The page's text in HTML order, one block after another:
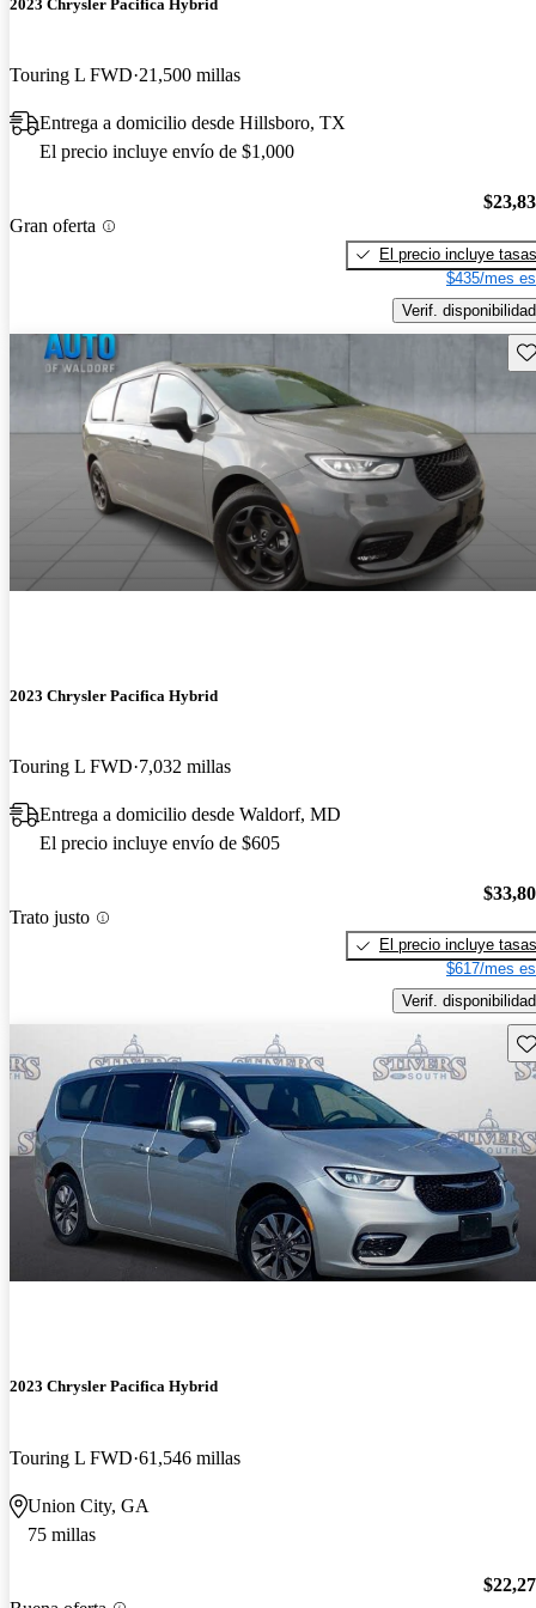
2023 Chrysler Pacifica Hybrid
Touring L FWD 21,500 millas
Entrega a domicilio desde Hillsboro, TX
El precio incluye envío de $1,000
Gran oferta
El precio incluye tasas
$435/mes
Verif. disponibilidad
2023 Chrysler Pacifica Hybrid
Touring L FWD 7,032 millas
Entrega a domicilio desde Waldorf, MD
El precio incluye envío de $605
Trato justo
El precio incluye tasas
$617/mes
Verif. disponibilidad
2023 Chrysler Pacifica Hybrid
Touring L FWD 61,546 millas
Union City, GA
75 millas